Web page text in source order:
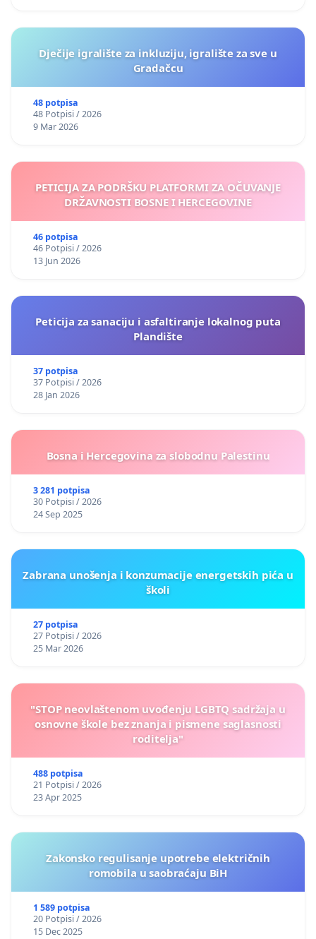
Dječije igralište za inkluziju, igralište za sve u
Gradačcu
48 potpisa
48 Potpisi / 2026
9 Mar 2026
PETICIJA ZA PODRŠKU PLATFORMI ZA OČUVANJE
DRŽAVNOSTI BOSNE I HERCEGOVINE
46 potpisa
46 Potpisi / 2026
13 Jun 2026
Peticija za sanaciju i asfaltiranje lokalnog puta
Plandište
37 potpisa
37 Potpisi / 2026
28 Jan 2026
Bosna i Hercegovina za slobodnu Palestinu
3 281 potpisa
30 Potpisi / 2026
24 Sep 2025
Zabrana unošenja i konzumacije energetskih pića u
školi
27 potpisa
27 Potpisi / 2026
25 Mar 2026
"STOP neovlaštenom uvođenju LGBTQ sadržaja u
osnovne škole bez znanja i pismene saglasnosti
roditelja"
488 potpisa
21 Potpisi / 2026
23 Apr 2025
Zakonsko regulisanje upotrebe električnih
romobila u saobraćaju BiH
1 589 potpisa
20 Potpisi / 2026
15 Dec 2025